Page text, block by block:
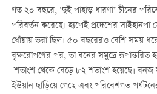
গত ২০ বছরে, ‘দুই পাহাড় ধারণা’ চীনের
পরিবর্তন করেছে। হ্যপেই প্রদেশের সাইহানপা
ধোঁয়ায় ভরা ছিল। ৫০ বছরেরও বেশি সময়
বৃক্ষরোপণের পর, তা বনের সমুদ্রে
শতাংশ থেকে বেড়ে ৮২ শতাংশ হয়েছে।
ইউয়ান ছাড়িয়ে গেছে এবং পরিবেশগত